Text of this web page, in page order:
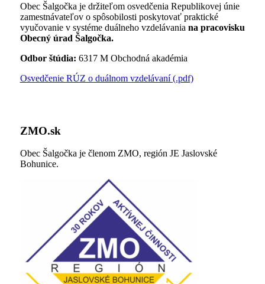
Obec Šalgočka je držiteľom osvedčenia Republikovej únie
zamestnávateľov o spôsobilosti poskytovať praktické
vyučovanie v systéme duálneho vzdelávania na pracovisku
Obecný úrad Šalgočka.
Odbor štúdia: 6317 M Obchodná akadémia
Osvedčenie RÚZ o duálnom vzdelávaní (.pdf)
ZMO.sk
Obec Šalgočka je členom ZMO, región JE Jaslovské
Bohunice.